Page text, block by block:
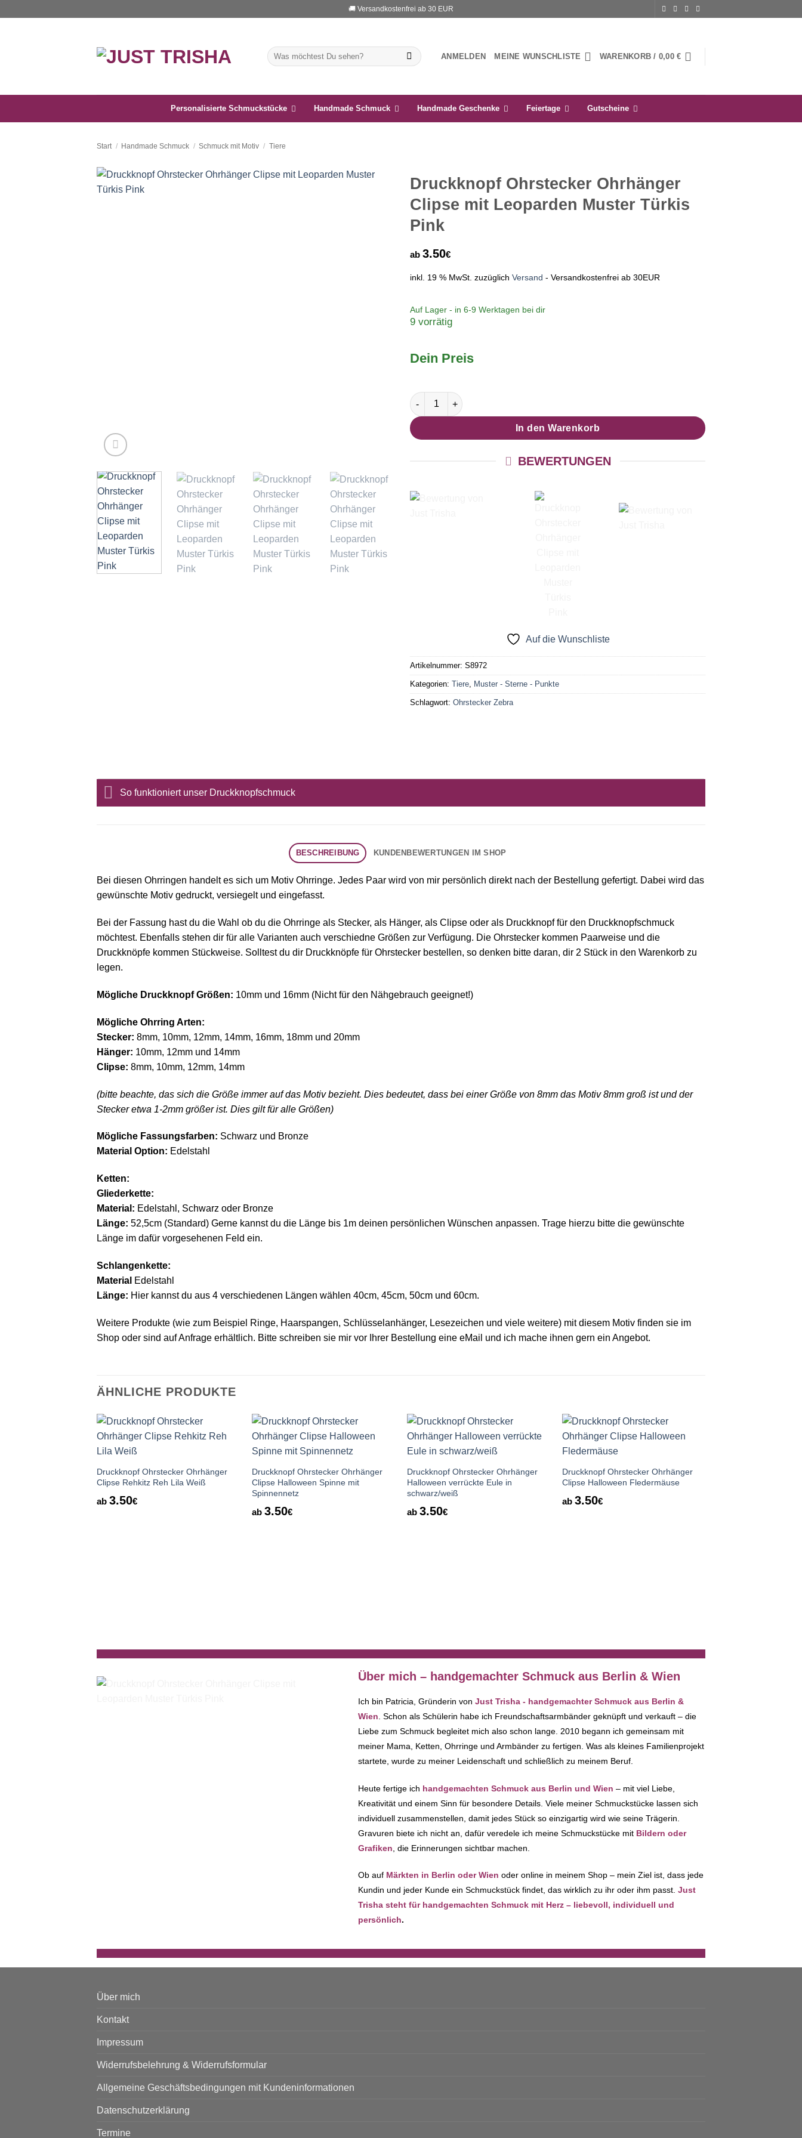
🚚 Versandkostenfrei ab 30 EUR
Suchen
nach:
ANMELDEN MEINE WUNSCHLISTE WARENKORB / 0,00€
Personalisierte Schmuckstücke Handmade Schmuck Handmade Geschenke Feiertage Gutscheine
Start / Handmade Schmuck / Schmuck mit Motiv / Tiere
Druckknopf Ohrstecker Ohrhänger
Clipse mit Leoparden Muster Türkis
Pink
ab 3.50€
inkl. 19 % MwSt. zuzüglich Versand - Versandkostenfrei ab 30EUR
Auf Lager - in 6-9 Werktagen bei dir
9 vorrätig
Dein Preis
Druckknopf Ohrstecker Ohrhänger Clipse mit Leoparden Muster Türkis Pink Menge
In den Warenkorb
BEWERTUNGEN
Auf die Wunschliste
Artikelnummer: S8972
Kategorien: Tiere, Muster - Sterne - Punkte
Schlagwort: Ohrstecker Zebra
So funktioniert unser Druckknopfschmuck
BESCHREIBUNG KUNDENBEWERTUNGEN IM SHOP
Bei diesen Ohrringen handelt es sich um Motiv Ohrringe. Jedes Paar wird von mir persönlich direkt nach der Bestellung gefertigt. Dabei wird das
gewünschte Motiv gedruckt, versiegelt und eingefasst.
Bei der Fassung hast du die Wahl ob du die Ohrringe als Stecker, als Hänger, als Clipse oder als Druckknopf für den Druckknopfschmuck
möchtest. Ebenfalls stehen dir für alle Varianten auch verschiedne Größen zur Verfügung. Die Ohrstecker kommen Paarweise und die
Druckknöpfe kommen Stückweise. Solltest du dir Druckknöpfe für Ohrstecker bestellen, so denken bitte daran, dir 2 Stück in den Warenkorb zu
legen.
Mögliche Druckknopf Größen: 10mm und 16mm (Nicht für den Nähgebrauch geeignet!)
Mögliche Ohrring Arten:
Stecker: 8mm, 10mm, 12mm, 14mm, 16mm, 18mm und 20mm
Hänger: 10mm, 12mm und 14mm
Clipse: 8mm, 10mm, 12mm, 14mm
(bitte beachte, das sich die Größe immer auf das Motiv bezieht. Dies bedeutet, dass bei einer Größe von 8mm das Motiv 8mm groß ist und der
Stecker etwa 1-2mm größer ist. Dies gilt für alle Größen)
Mögliche Fassungsfarben: Schwarz und Bronze
Material Option: Edelstahl
Ketten:
Gliederkette:
Material: Edelstahl, Schwarz oder Bronze
Länge: 52,5cm (Standard) Gerne kannst du die Länge bis 1m deinen persönlichen Wünschen anpassen. Trage hierzu bitte die gewünschte
Länge im dafür vorgesehenen Feld ein.
Schlangenkette:
Material Edelstahl
Länge: Hier kannst du aus 4 verschiedenen Längen wählen 40cm, 45cm, 50cm und 60cm.
Weitere Produkte (wie zum Beispiel Ringe, Haarspangen, Schlüsselanhänger, Lesezeichen und viele weitere) mit diesem Motiv finden sie im
Shop oder sind auf Anfrage erhältlich. Bitte schreiben sie mir vor Ihrer Bestellung eine eMail und ich mache ihnen gern ein Angebot.
ÄHNLICHE PRODUKTE
Druckknopf Ohrstecker Ohrhänger
Clipse Rehkitz Reh Lila Weiß
ab 3.50€
Wunschliste
Druckknopf Ohrstecker Ohrhänger
Clipse Halloween Spinne mit
Spinnennetz
ab 3.50€
Druckknopf Ohrstecker Ohrhänger
Halloween verrückte Eule in
schwarz/weiß
ab 3.50€
Druckknopf Ohrstecker Ohrhänger
Clipse Halloween Fledermäuse
ab 3.50€
Über mich – handgemachter Schmuck aus Berlin & Wien
Ich bin Patricia, Gründerin von Just Trisha - handgemachter Schmuck aus Berlin &
Wien . Schon als Schülerin habe ich Freundschaftsarmbänder geknüpft und verkauft – die
Liebe zum Schmuck begleitet mich also schon lange. 2010 begann ich gemeinsam mit
meiner Mama, Ketten, Ohrringe und Armbänder zu fertigen. Was als kleines Familienprojekt
startete, wurde zu meiner Leidenschaft und schließlich zu meinem Beruf.
Heute fertige ich handgemachten Schmuck aus Berlin und Wien – mit viel Liebe,
Kreativität und einem Sinn für besondere Details. Viele meiner Schmuckstücke lassen sich
individuell zusammenstellen, damit jedes Stück so einzigartig wird wie seine Trägerin.
Gravuren biete ich nicht an, dafür veredele ich meine Schmuckstücke mit Bildern oder
Grafiken , die Erinnerungen sichtbar machen.
Ob auf Märkten in Berlin oder Wien oder online in meinem Shop – mein Ziel ist, dass jede
Kundin und jeder Kunde ein Schmuckstück findet, das wirklich zu ihr oder ihm passt. Just
Trisha steht für handgemachten Schmuck mit Herz – liebevoll, individuell und
persönlich.
Über mich
Kontakt
Impressum
Widerrufsbelehrung & Widerrufsformular
Allgemeine Geschäftsbedingungen mit Kundeninformationen
Datenschutzerklärung
Termine